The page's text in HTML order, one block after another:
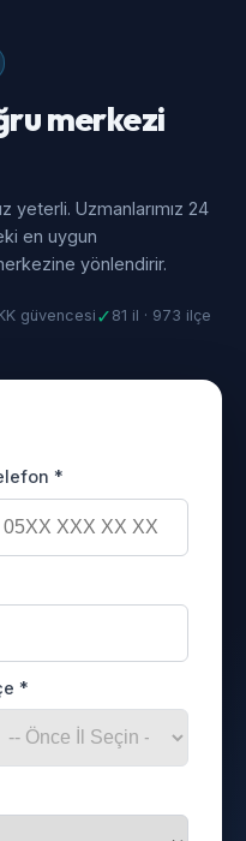
merkezi
yeterli. Uzmanlarımız 24
en uygun
yönlendirir.
güvencesi ✓ 81 il · 973 ilçe
*
*